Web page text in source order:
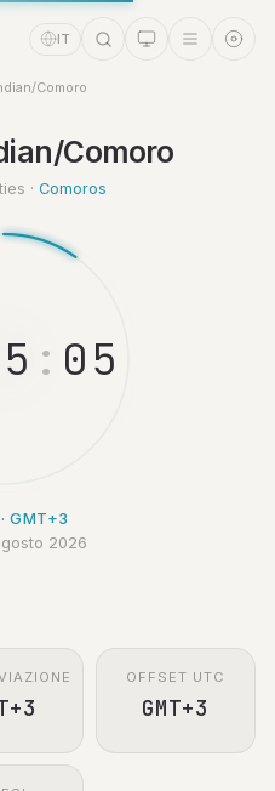
IT
Comoro
Comoro
· Comoros
5 : 05
GMT+3
2026
OFFSET UTC
GMT+3